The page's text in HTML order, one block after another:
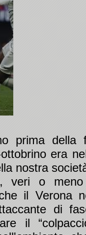
prima della
era
nostra
veri o
il Verona
di
il